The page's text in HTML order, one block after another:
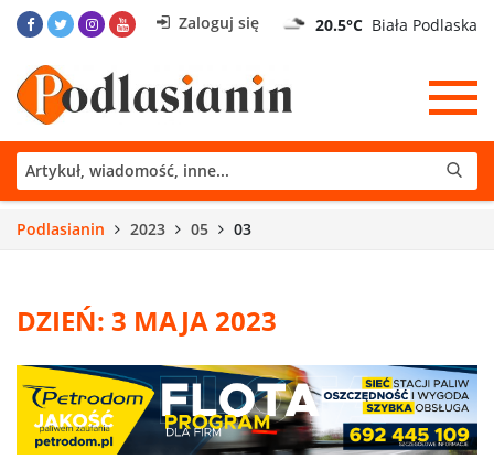
Zaloguj się 20.5°C Biała Podlaska
Podlasianin 2023 05 03
DZIEŃ: 3 MAJA 2023